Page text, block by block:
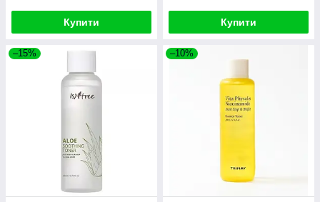
Купити Купити
–15% –10%